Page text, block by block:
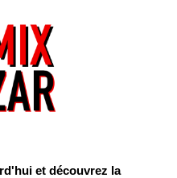
et découvrez la